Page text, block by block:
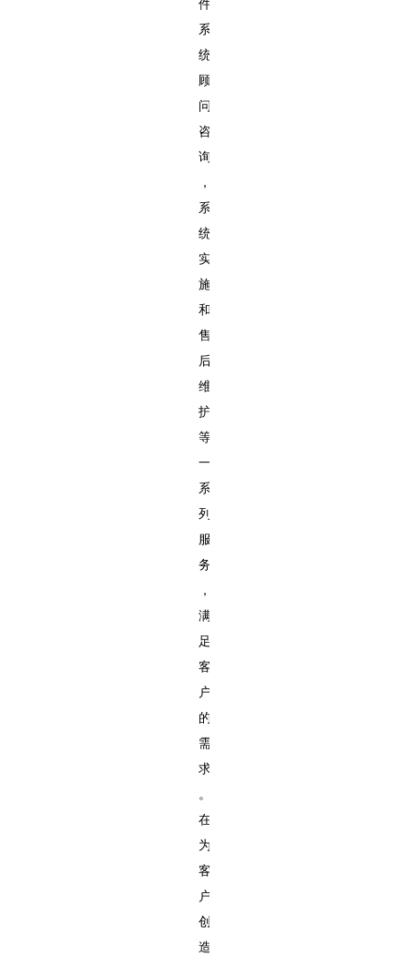
件
系
统
顾
问
咨
询
，
系
统
实
施
和
售
后
维
护
等
一
系
列
服
务
，
满
足
客
户
的
需
求
。
在
为
客
户
创
造